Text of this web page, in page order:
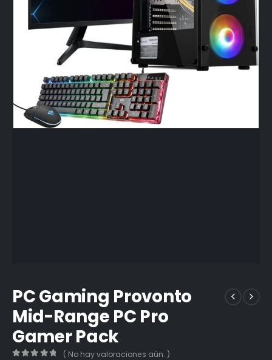
PC Gaming Provonto
Mid-Range PC Pro
Gamer Pack
( No hay valoraciones aún. )